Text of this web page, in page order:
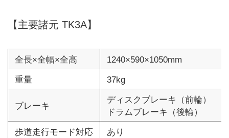
【主要諸元 TK3A】
全長×全幅×全高
1240×590×1050mm
重量
37kg
ブレーキ
ディスクブレーキ（前輪）
ドラムブレーキ（後輪）
歩道走行モード対応
あり